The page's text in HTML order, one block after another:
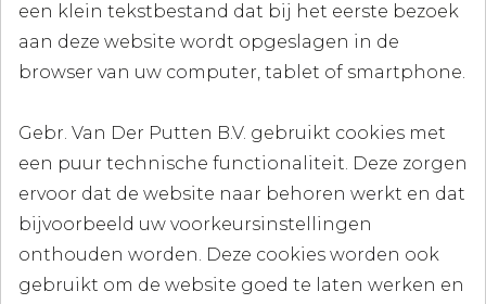
een klein tekstbestand dat bij het eerste bezoek
aan deze website wordt opgeslagen in de
browser van uw computer, tablet of smartphone.
Gebr. Van Der Putten B.V. gebruikt cookies met
een puur technische functionaliteit. Deze zorgen
ervoor dat de website naar behoren werkt en dat
bijvoorbeeld uw voorkeursinstellingen
onthouden worden. Deze cookies worden ook
gebruikt om de website goed te laten werken en